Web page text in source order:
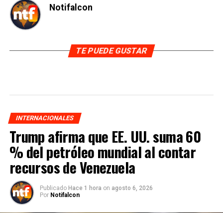
Notifalcon
TE PUEDE GUSTAR
INTERNACIONALES
Trump afirma que EE. UU. suma 60
% del petróleo mundial al contar
recursos de Venezuela
Publicado Hace 1 hora on agosto 6, 2026
Por Notifalcon